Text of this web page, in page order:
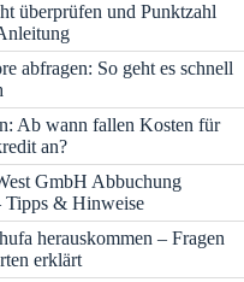
überprüfen und Punktzahl
abfragen: So geht es schnell
Ab wann fallen Kosten für
an?
GmbH Abbuchung
Tipps & Hinweise
herauskommen – Fragen
erklärt